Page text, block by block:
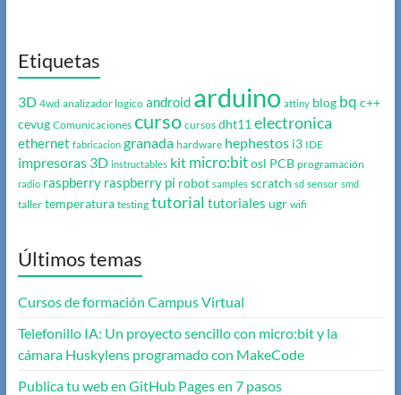
Etiquetas
3D 4wd analizador logico android arduino attiny blog bq c++
cevug Comunicaciones curso cursos dht11 electronica
ethernet fabricacion granada hardware hephestos i3 IDE
impresoras 3D instructables kit micro:bit osl PCB programación
radio raspberry raspberry pi robot samples scratch sd sensor smd
taller temperatura testing tutorial tutoriales ugr wifi
Últimos temas
Cursos de formación Campus Virtual
Telefonillo IA: Un proyecto sencillo con micro:bit y la
cámara Huskylens programado con MakeCode
Publica tu web en GitHub Pages en 7 pasos